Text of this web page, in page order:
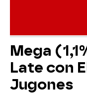
Mega
Late con
Jugones